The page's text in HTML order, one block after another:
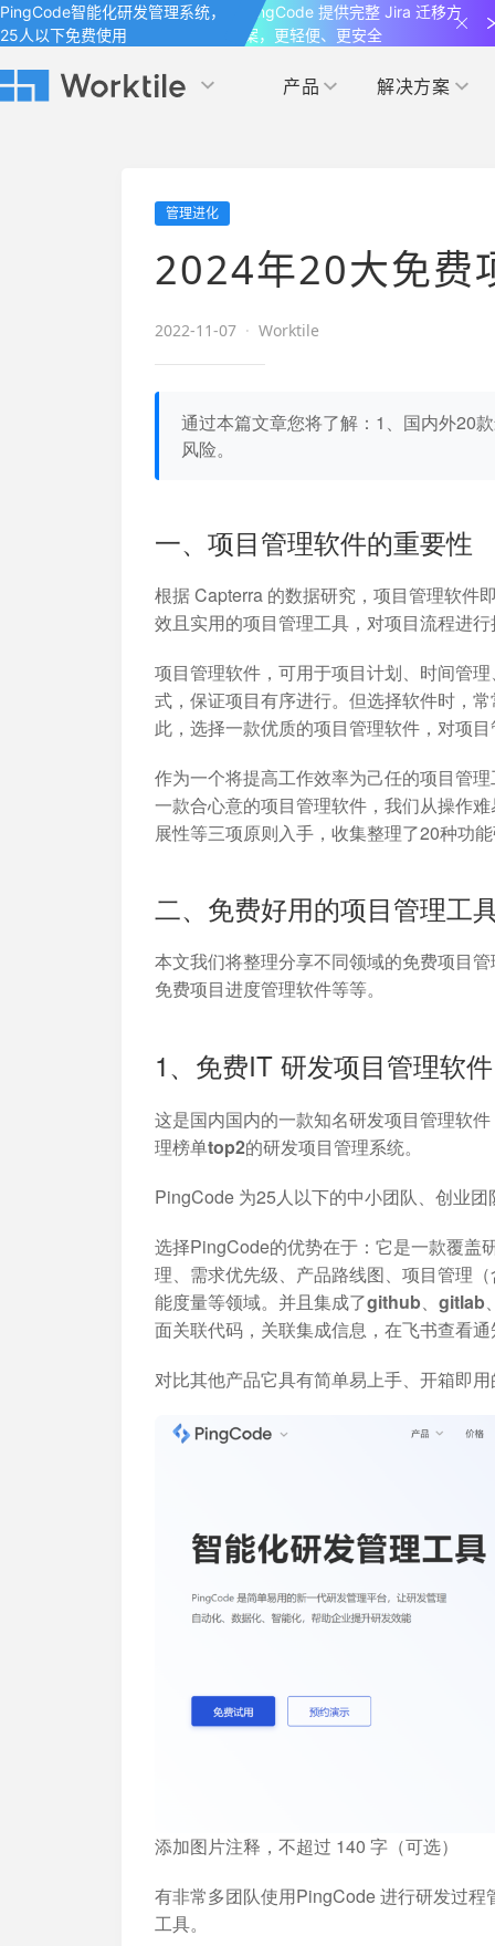
PingCode智能化研发管理系统，
25人以下免费使用
PingCode 提供完整 Jira 迁移方
案，更轻便、更安全
产品
以项目化的方式管理企业任务 国内率先覆盖 OKR
专注于工作场景的即时通讯工具
Worktile 旗下智能化研发管理工具 解决方案
IT研发与运维
Worktile 旗下智能化研发管理工具
全面了解 Worktile 的使用方法和技巧
发现最新的产品
解洞察
Worktile 旗下智能化研发管理工具
管理进化
2024年20大免费
2022-11-07 · Worktile
通过本篇文章您将了解：1、国内外20
风险。
一、项目管理软件的重要性
根据 Capterra 的数据研究， 项目管理软件
效且实用的项目管理工具，对项目流程进
项目管理软件 ，可用于项目计划、时间管
式，保证项目有序进行。但选择软件时，
此，选择一款优质的项目管理软件，对项
作为一个将提高工作效率为己任的项目管
一款合心意的项目管理软件，我们从操作
展性等三项原则入手，收集整理了20种功
二、免费好用的项目管理工
本文我们将整理分享不同领域的免费项目
免费项目进度管理软件等等。
1、免费IT 研发项目管理软
这是国内国内的一款知名研发项目管理软
理榜单top2的研发项目管理系统。
PingCode 为25人以下的中小团队、创业
选择PingCode的优势在于： 它是一款覆盖
理、需求优先级、产品路线图、项目管理
能度量等领域。并且集成了github、gitlab
面关联代码，关联集成信息，在飞书查看
对比其他产品它具有简单易上手、开箱即
添加图片注释，不超过 140 字（可选）
有非常多团队使用PingCode 进行研发过
工具。